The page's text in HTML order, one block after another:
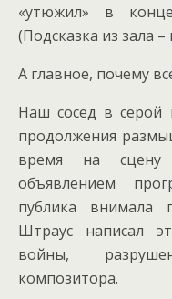
«утюжил» в
(Подсказка из зала –
А главное, почему
Наш сосед в серой
продолжения
время на сцену
объявлением
публика внимала
Штраус написал
войны,
композитора.